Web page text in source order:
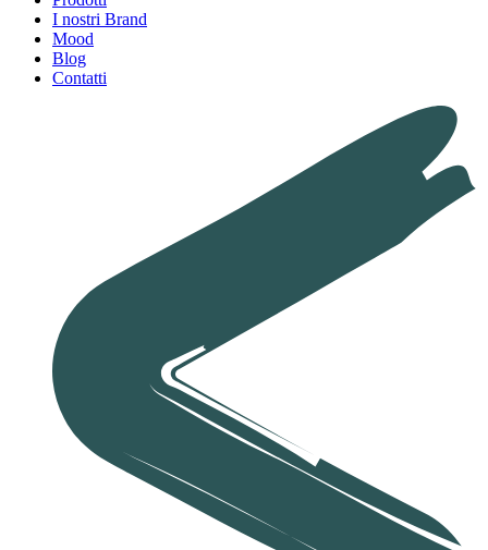
I nostri Brand
Mood
Blog
Contatti